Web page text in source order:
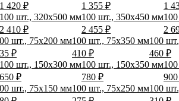
1 420 ₽
1 355 ₽
1
100 шт., 320x500 мм
2 410 ₽
100 шт., 350x450 мм
2 455 ₽
2
шт., 75x200 мм
₽
100 шт., 75x350 мм
410 ₽
100
460 ₽
100 шт., 150x300 мм
650 ₽
100 шт., 150x350 мм
780 ₽
шт., 75x150 мм100 шт., 75x250 мм100